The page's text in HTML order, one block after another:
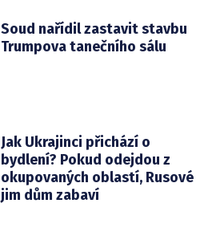
Soud nařídil zastavit stavbu
Trumpova tanečního sálu
Jak Ukrajinci přichází o
bydlení? Pokud odejdou z
okupovaných oblastí, Rusové
jim dům zabaví